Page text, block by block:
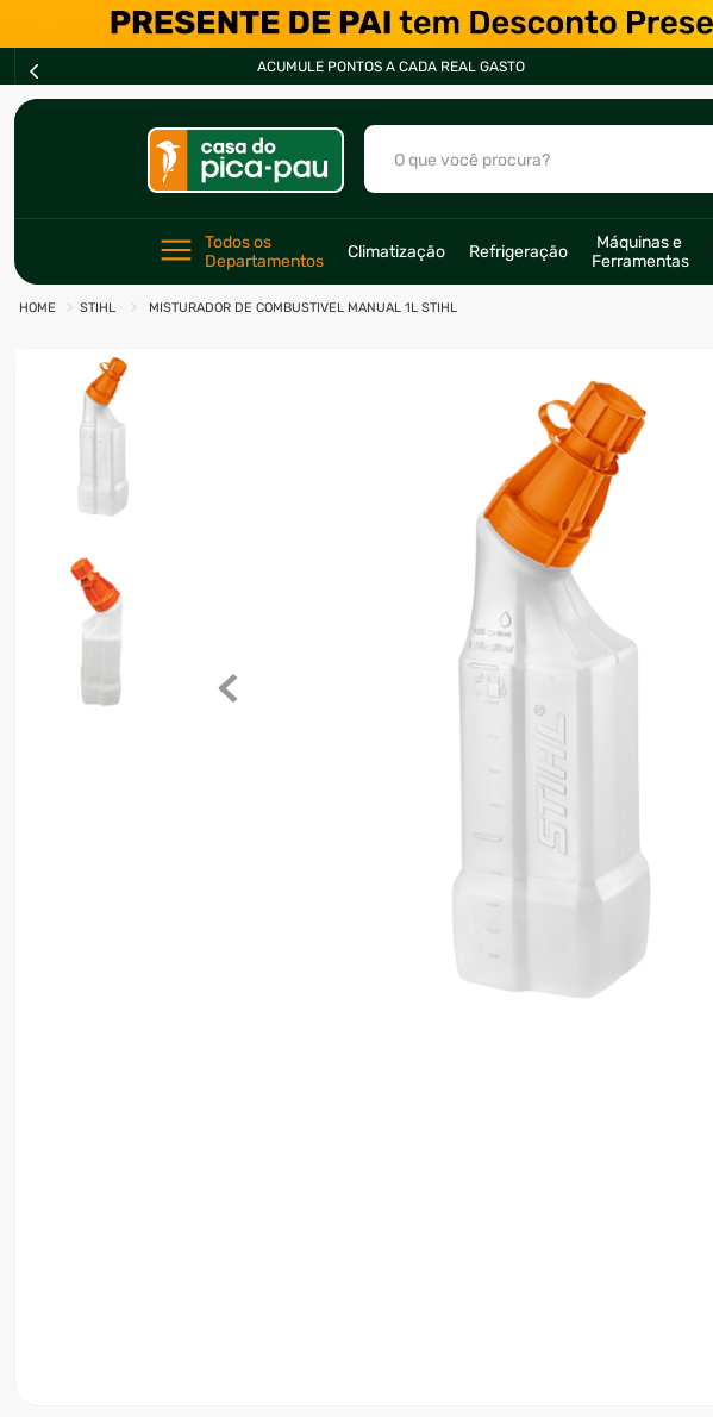
ACUMULE PONTOS A CADA REAL GASTO
O que você procura?
Todos os
Departamentos
Climatização Refrigeração
Máquinas e
Ferramentas
STIHL MISTURADOR DE COMBUSTIVEL MANUAL 1L STIHL
2º
fogão
ventilador
lavadora
climatizador